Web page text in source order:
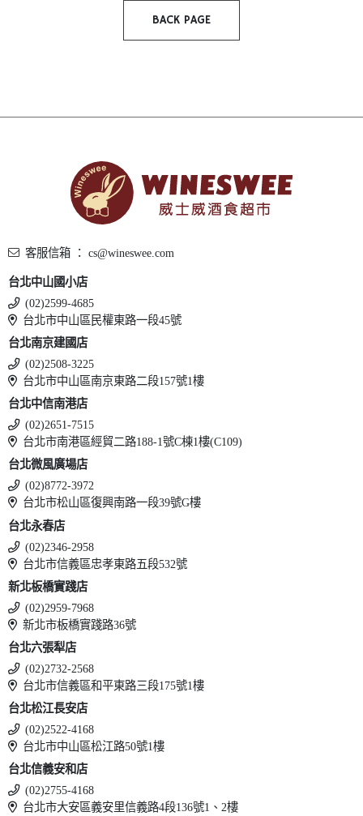
BACK PAGE
客服信箱 ： cs@wineswee.com
台北中山國小店
(02)2599-4685
台北市中山區民權東路一段45號
台北南京建國店
(02)2508-3225
台北市中山區南京東路二段157號1樓
台北中信南港店
(02)2651-7515
台北市南港區經貿二路188-1號C棟1樓(C109)
台北微風廣場店
(02)8772-3972
台北市松山區復興南路一段39號G樓
台北永春店
(02)2346-2958
台北市信義區忠孝東路五段532號
新北板橋實踐店
(02)2959-7968
新北市板橋實踐路36號
台北六張犁店
(02)2732-2568
台北市信義區和平東路三段175號1樓
台北松江長安店
(02)2522-4168
台北市中山區松江路50號1樓
台北信義安和店
(02)2755-4168
台北市大安區義安里信義路4段136號1、2樓